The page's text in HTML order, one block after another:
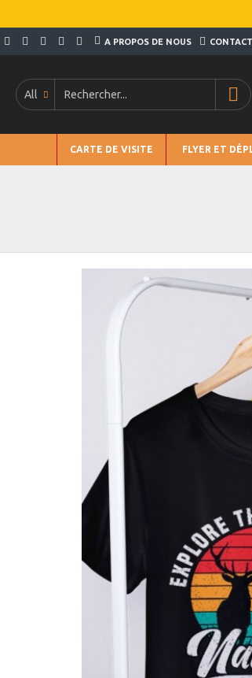
A PROPOS DE NOUS CONTACT
All
CARTE DE VISITE FLYER ET